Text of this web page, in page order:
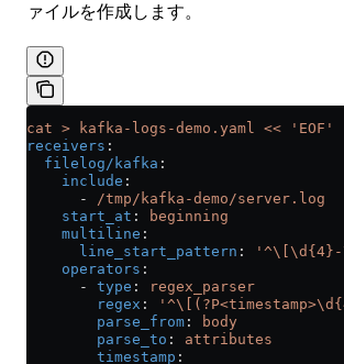
ァイルを作成します。
cat > kafka-logs-demo.yaml << 'EOF'
receivers :
  filelog/kafka
:
    include
:
      -
/tmp/kafka-demo/server.log
    start_at
:
beginning
    multiline
:
      line_start_pattern
:
    operators
:
      -
type :
regex_parser
        regex
:
        parse_from
:
body
        parse_to
: attributes
        timestamp
: